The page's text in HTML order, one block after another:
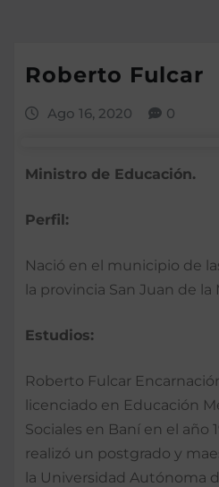
Roberto Fulcar
Ago 16, 2020 0
Ministro de Educación.
Perfil:
Nació en el municipio de
la provincia San Juan de la
Estudios:
Roberto Fulcar
licenciado en Educación
Sociales en Baní en el año
realizó un postgrado y
la Universidad Autónoma